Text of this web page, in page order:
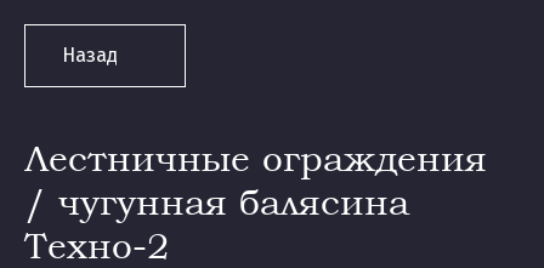
Назад
Лестничные ограждения
/ чугунная балясина
Техно-2